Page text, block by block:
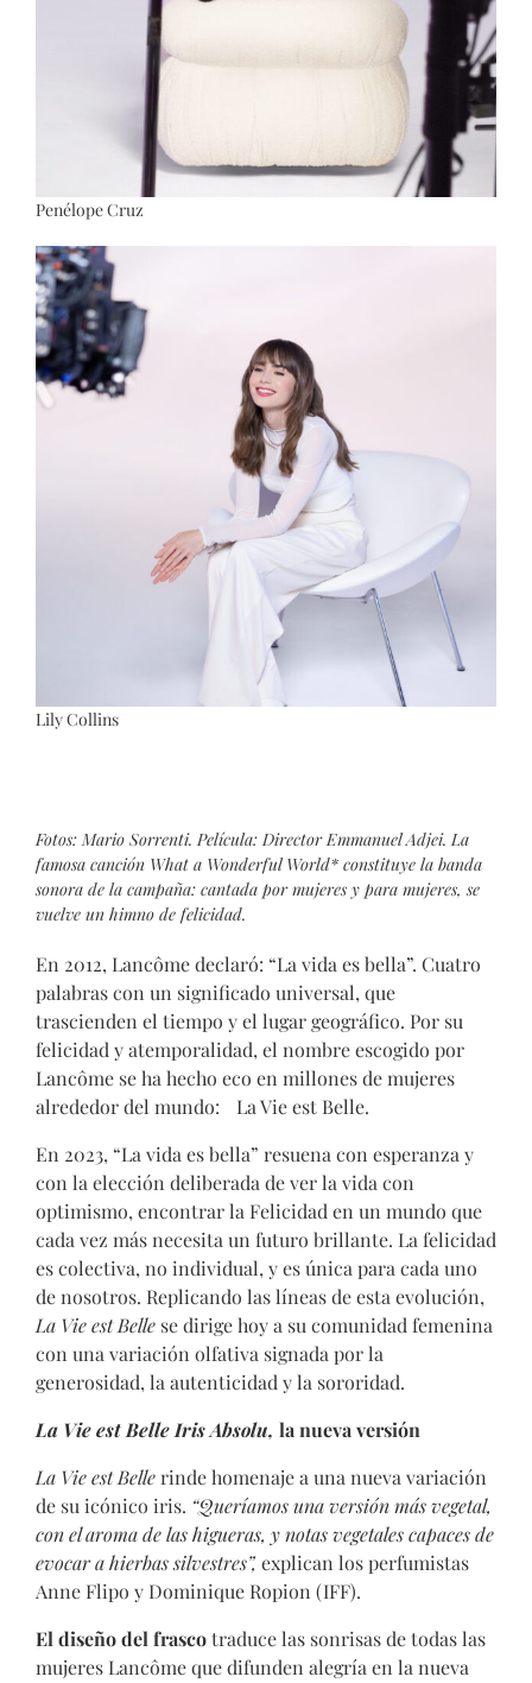
Penélope Cruz
Lily Collins
Fotos: Mario Sorrenti. Película: Director Emmanuel Adjei. La
famosa canción What a Wonderful World* constituye la banda
sonora de la campaña: cantada por mujeres y para mujeres, se
vuelve un himno de felicidad.
En 2012, Lancôme declaró: “La vida es bella”. Cuatro
palabras con un significado universal, que
trascienden el tiempo y el lugar geográfico. Por su
felicidad y atemporalidad, el nombre escogido por
Lancôme se ha hecho eco en millones de mujeres
alrededor del mundo: La Vie est Belle.
En 2023, “La vida es bella” resuena con esperanza y
con la elección deliberada de ver la vida con
optimismo, encontrar la Felicidad en un mundo que
cada vez más necesita un futuro brillante. La felicidad
es colectiva, no individual, y es única para cada uno
de nosotros. Replicando las líneas de esta evolución,
La Vie est Belle se dirige hoy a su comunidad femenina
con una variación olfativa signada por la
generosidad, la autenticidad y la sororidad.
La Vie est Belle Iris Absolu, la nueva versión
La Vie est Bellerinde homenaje a una nueva variación
de su icónico iris. “Queríamos una versión más vegetal,
con el aroma de las higueras, y notas vegetales capaces de
evocar a hierbas silvestres”, explican los perfumistas
Anne Flipo y Dominique Ropion (IFF).
El diseño del frascotraduce las sonrisas de todas las
mujeres Lancôme que difunden alegría en la nueva